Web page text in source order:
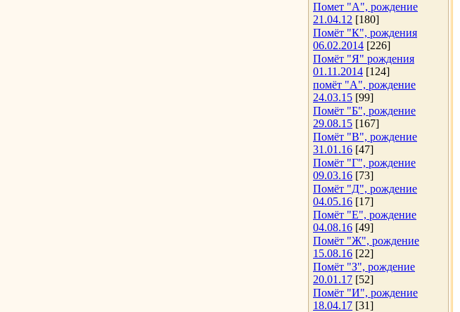
Помет "А", рождение
21.04.12 [180]
Помёт "К", рождения
06.02.2014 [226]
Помёт "Я" рождения
01.11.2014 [124]
помёт "А", рождение
24.03.15 [99]
Помёт "Б", рождение
29.08.15 [167]
Помёт "В", рождение
31.01.16 [47]
Помёт "Г", рождение
09.03.16 [73]
Помёт "Д", рождение
04.05.16 [17]
Помёт "Е", рождение
04.08.16 [49]
Помёт "Ж", рождение
15.08.16 [22]
Помёт "З", рождение
20.01.17 [52]
Помёт "И", рождение
18.04.17 [31]